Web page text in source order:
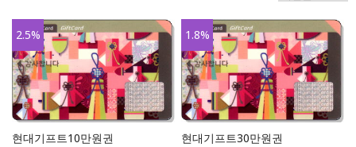
2.5%
현대기프트10만원권
1.8%
현대기프트30만원권